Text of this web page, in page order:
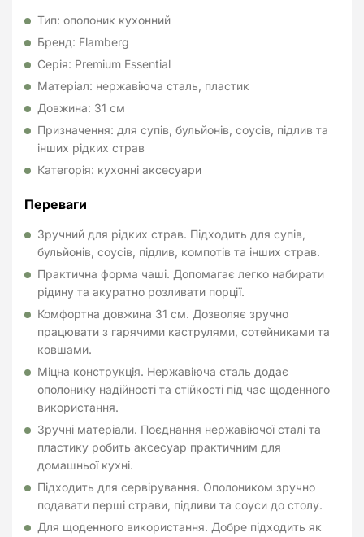
Тип: ополоник кухонний
Бренд: Flamberg
Серія: Premium Essential
Матеріал: нержавіюча сталь, пластик
Довжина: 31 см
Призначення: для супів, бульйонів, соусів, підлив та
інших рідких страв
Категорія: кухонні аксесуари
Переваги
Зручний для рідких страв. Підходить для супів,
бульйонів, соусів, підлив, компотів та інших страв.
Практична форма чаші. Допомагає легко набирати
рідину та акуратно розливати порції.
Комфортна довжина 31 см. Дозволяє зручно
працювати з гарячими каструлями, сотейниками та
ковшами.
Міцна конструкція. Нержавіюча сталь додає
ополонику надійності та стійкості під час щоденного
використання.
Зручні матеріали. Поєднання нержавіючої сталі та
пластику робить аксесуар практичним для
домашньої кухні.
Підходить для сервірування. Ополоником зручно
подавати перші страви, підливи та соуси до столу.
Для щоденного використання. Добре підходить як